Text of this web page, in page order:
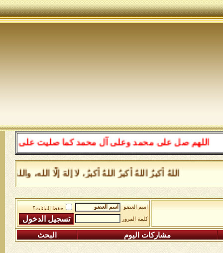
اللهم صل على محمد وعلى آل محمد كما صليت على إبراهيم
اللهُ أكبرُ اللهُ أكبرُ اللهُ أكبرُ، لا إلهَ إلَّا الله،
اسم العضو
حفظ البيانات؟
كلمة المرور
مشاركات اليوم البحث